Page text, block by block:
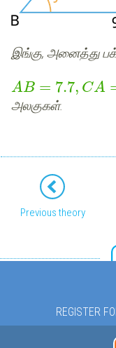
இங்கு, அனைத்து
AB = 7.7, CA
அலகுகள்.
Previous theory
REGISTER